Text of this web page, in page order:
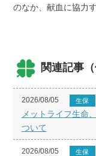
のなか、献血に協力
関連記事
2026/08/05 生保
メットライフ生命
ついて
2026/08/05 生保